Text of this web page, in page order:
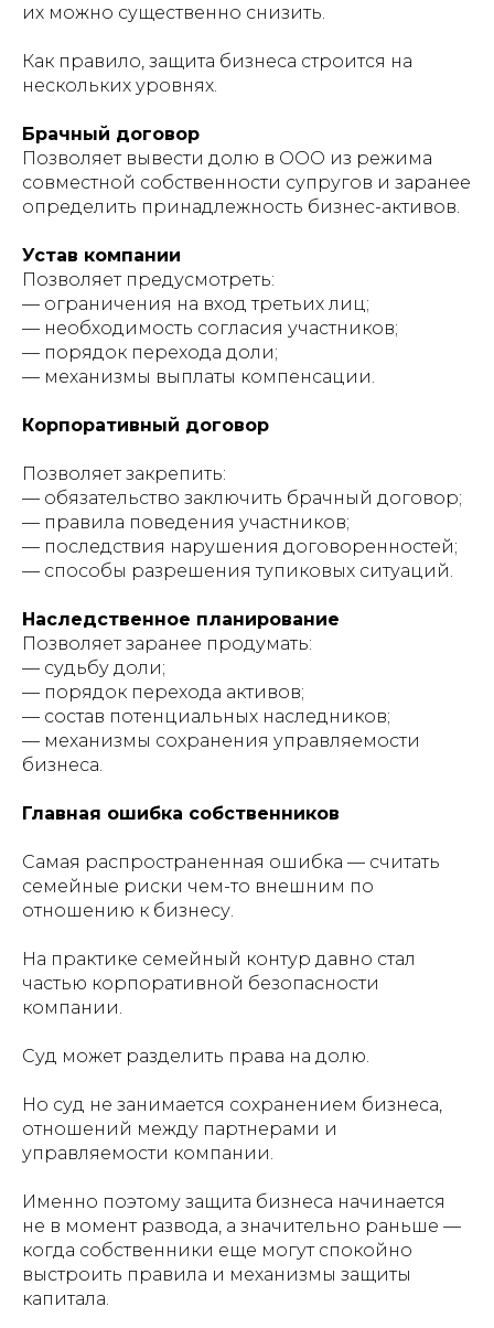
их можно существенно снизить.
Как правило, защита бизнеса строится на
нескольких уровнях.
Брачный договор
Позволяет вывести долю в ООО из режима
совместной собственности супругов и заранее
определить принадлежность бизнес-активов.
Устав компании
Позволяет предусмотреть:
— ограничения на вход третьих лиц;
— необходимость согласия участников;
— порядок перехода доли;
— механизмы выплаты компенсации.
Корпоративный договор
Позволяет закрепить:
— обязательство заключить брачный договор;
— правила поведения участников;
— последствия нарушения договоренностей;
— способы разрешения тупиковых ситуаций.
Наследственное планирование
Позволяет заранее продумать:
— судьбу доли;
— порядок перехода активов;
— состав потенциальных наследников;
— механизмы сохранения управляемости
бизнеса.
Главная ошибка собственников
Самая распространенная ошибка — считать
семейные риски чем-то внешним по
отношению к бизнесу.
На практике семейный контур давно стал
частью корпоративной безопасности
компании.
Суд может разделить права на долю.
Но суд не занимается сохранением бизнеса,
отношений между партнерами и
управляемости компании.
Именно поэтому защита бизнеса начинается
не в момент развода, а значительно раньше —
когда собственники еще могут спокойно
выстроить правила и механизмы защиты
капитала.